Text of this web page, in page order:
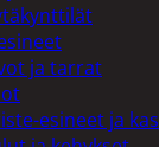
ja tarrat
esineet ja